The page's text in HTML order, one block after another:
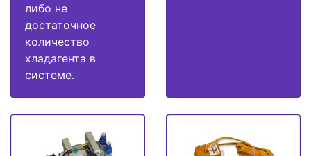
либо не
достаточное
количество
хладагента в
системе.